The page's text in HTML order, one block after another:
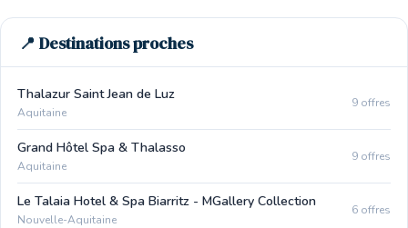
📍 Destinations proches
Thalazur Saint Jean de Luz
Aquitaine
9 offres
Grand Hôtel Spa & Thalasso
Aquitaine
9 offres
Le Talaia Hotel & Spa Biarritz - MGallery Collection
Nouvelle-Aquitaine
6 offres